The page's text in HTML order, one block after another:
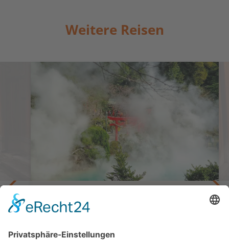
Weitere Reisen
Insel Kyushu